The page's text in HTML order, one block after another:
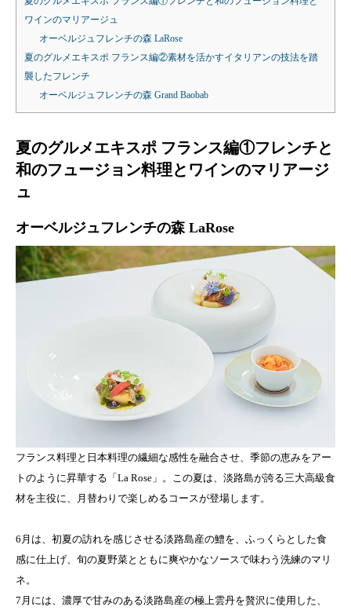
ワインのマリアージュ
オーベルジュフレンチの森 LaRose
夏のグルメエキスポ フランス編②素材を活かすイタリアンの技法を踏
襲したフレンチ
オーベルジュフレンチの森 Grand Baobab
夏のグルメエキスポ フランス編①フレンチと
和のフュージョン料理とワインのマリアージ
ュ
オーベルジュフレンチの森 LaRose
フランス料理と日本料理の繊細な感性を融合させ、季節の恵みをアー
トのように昇華する「La Rose」。この夏は、淡路島が誇る三大高級食
材を主役に、月替わりで楽しめるコースが登場します。
6月は、初夏の訪れを感じさせる淡路島産の鱧を、ふっくらとした食
感に仕上げ、旬の夏野菜とともに爽やかなソースで味わう洗練のマリ
ネ。
7月には、濃厚で甘みのある淡路島産の極上雲丹を贅沢に使用した、